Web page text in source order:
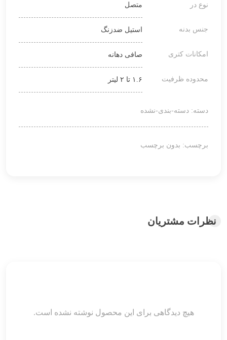
نوع در متصل
جنس بدنه استیل ضدزنگ
امکانات کتری صافی دهانه
محدوده ظرفیت ۱.۶ تا ۲ لیتر
دسته: دسته-بندی-نشده
برچسب: بدون برچسب
نظرات مشتریان
هیچ دیدگاهی برای این محصول نوشته نشده است.